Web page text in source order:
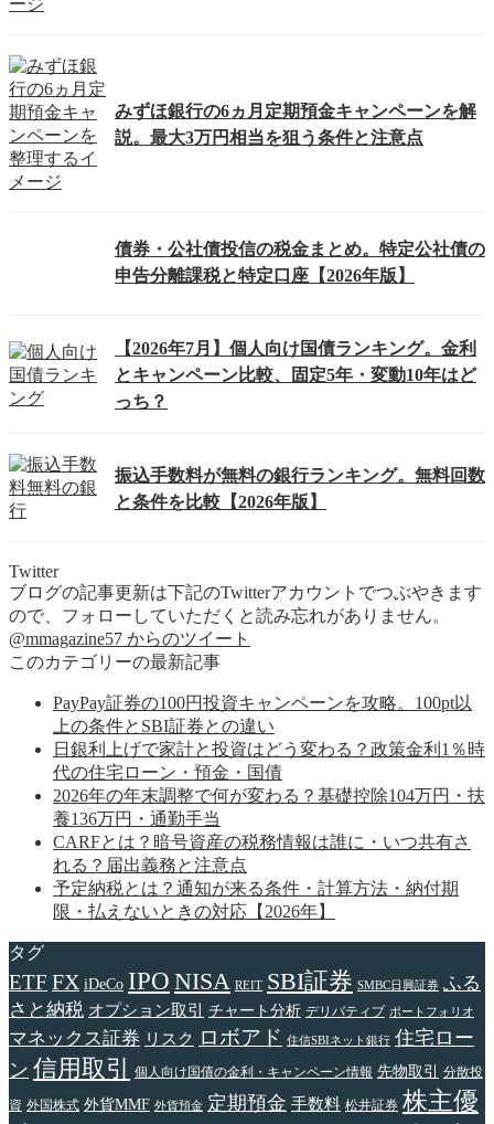
みずほ銀行の6ヵ月定期預金キャンペーンを解
説。最大3万円相当を狙う条件と注意点
債券・公社債投信の税金まとめ。特定公社債の
申告分離課税と特定口座【2026年版】
【2026年7月】個人向け国債ランキング。金利
とキャンペーン比較、固定5年・変動10年はど
っち？
振込手数料が無料の銀行ランキング。無料回数
と条件を比較【2026年版】
Twitter
ブログの記事更新は下記のTwitterアカウントでつぶやきます
ので、フォローしていただくと読み忘れがありません。
@mmagazine57 からのツイート
このカテゴリーの最新記事
PayPay証券の100円投資キャンペーンを攻略。100pt以
上の条件とSBI証券との違い
日銀利上げで家計と投資はどう変わる？政策金利1％時
代の住宅ローン・預金・国債
2026年の年末調整で何が変わる？基礎控除104万円・扶
養136万円・通勤手当
CARFとは？暗号資産の税務情報は誰に・いつ共有さ
れる？届出義務と注意点
予定納税とは？通知が来る条件・計算方法・納付期
限・払えないときの対応【2026年】
タグ
ETF FX iDeCo IPO NISA REIT SBI証券 SMBC日興証券 ふる
さと納税 オプション取引 チャート分析 デリバティブ ポートフォリオ
マネックス証券 リスク ロボアド 住信SBIネット銀行 住宅ロー
ン 信用取引 個人向け国債の金利・キャンペーン情報 先物取引 分散投
資 外国株式 外貨MMF 外貨預金 定期預金 手数料 松井証券 株主優